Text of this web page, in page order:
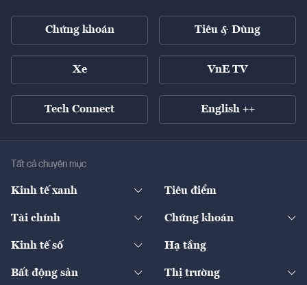
Chứng khoán Tiêu & Dùng
Xe VnE TV
Tech Connect English ++
Tất cả chuyên mục
Kinh tế xanh
Diễn đàn
Tiêu điểm
Tài chính
Ngân hàng
Chứng khoán
Doanh nghiệp niêm yết
Kinh tế số
Sản phẩm - Thị trường
Hạ tầng
Bất động sản Thị trường